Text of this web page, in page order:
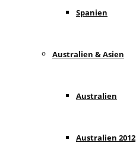
Spanien
Australien & Asien
Australien
Australien 2012